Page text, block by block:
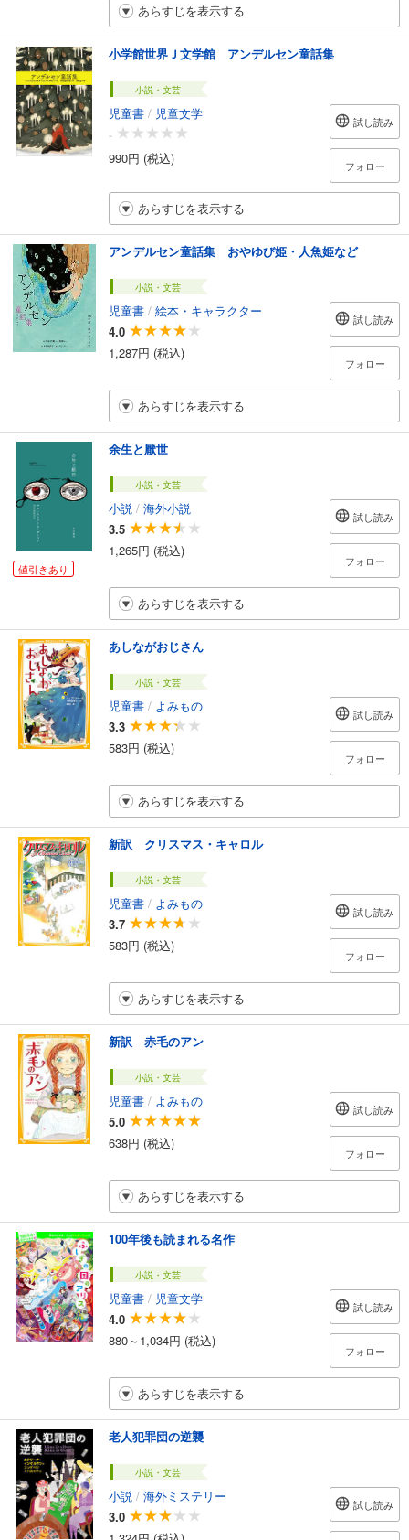
あらすじを表示する
小学館世界Ｊ文学館 アンデルセン童話集
小説・文芸
児童書 / 児童文学
-
990円 (税込)
試し読み
フォロー
あらすじを表示する
アンデルセン童話集 おやゆび姫・人魚姫など
小説・文芸
児童書 / 絵本・キャラクター
4.0
1,287円 (税込)
試し読み
フォロー
あらすじを表示する
値引きあり
余生と厭世
小説・文芸
小説 / 海外小説
3.5
1,265円 (税込)
試し読み
フォロー
あらすじを表示する
あしながおじさん
小説・文芸
児童書 / よみもの
3.3
583円 (税込)
試し読み
フォロー
あらすじを表示する
新訳 クリスマス・キャロル
小説・文芸
児童書 / よみもの
3.7
583円 (税込)
試し読み
フォロー
あらすじを表示する
新訳 赤毛のアン
小説・文芸
児童書 / よみもの
5.0
638円 (税込)
試し読み
フォロー
あらすじを表示する
100年後も読まれる名作
小説・文芸
児童書 / 児童文学
4.0
880～1,034円 (税込)
試し読み
フォロー
あらすじを表示する
老人犯罪団の逆襲
小説・文芸
小説 / 海外ミステリー
3.0
試し読み